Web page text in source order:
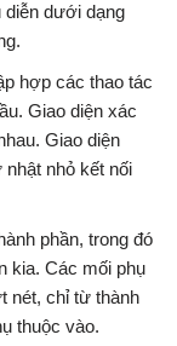
diễn dưới dạng
hợp các thao tác
Giao diện xác
Giao diện
nhỏ kết nối
phần, trong đó
kia. Các mối phụ
nét, chỉ từ thành
thuộc vào.